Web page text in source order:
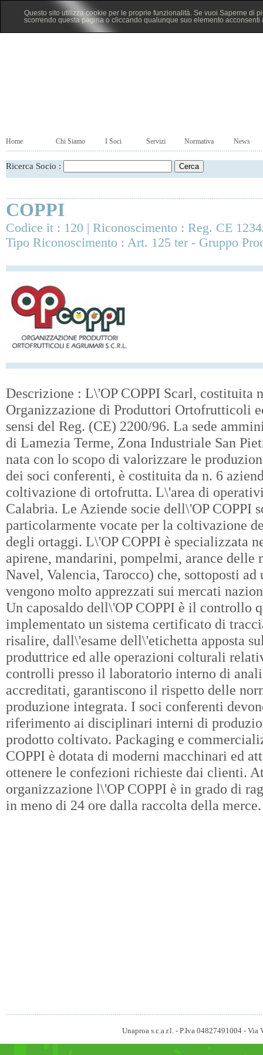
Questo sito utilizza cookie per le proprie funzionalità. Se vuoi Saperne di
scorrendo questa pagina o cliccando qualunque suo elemento acconsenti
Home Chi Siamo I Soci Servizi Normativa News
Ricerca Socio :
COPPI
Codice it : 120 | Riconoscimento : Reg. CE
Tipo Riconoscimento : Art. 125 ter - Gruppo
Descrizione : L\'OP COPPI Scarl, costituita
Organizzazione di Produttori Ortofrutticoli
sensi del Reg. (CE) 2200/96. La sede
di Lamezia Terme, Zona Industriale San
nata con lo scopo di valorizzare le
dei soci conferenti, è costituita da n. 6
coltivazione di ortofrutta. L\'area di
Calabria. Le Aziende socie dell\'OP COPPI
particolarmente vocate per la coltivazione
degli ortaggi. L\'OP COPPI è specializzata
apirene, mandarini, pompelmi, arance
Navel, Valencia, Tarocco) che, sottoposti ad
vengono molto apprezzati sui mercati
Un caposaldo dell\'OP COPPI è il controllo
implementato un sistema certificato di
risalire, dall\'esame dell\'etichetta apposta
produttrice ed alle operazioni colturali
controlli presso il laboratorio interno di
accreditati, garantiscono il rispetto delle
produzione integrata. I soci conferenti
riferimento ai disciplinari interni di
prodotto coltivato. Packaging e
COPPI è dotata di moderni macchinari ed
ottenere le confezioni richieste dai clienti.
organizzazione l\'OP COPPI è in grado di
in meno di 24 ore dalla raccolta della merce.
Unaproa s.c.a.r.l. - P.Iva 04827491004 -